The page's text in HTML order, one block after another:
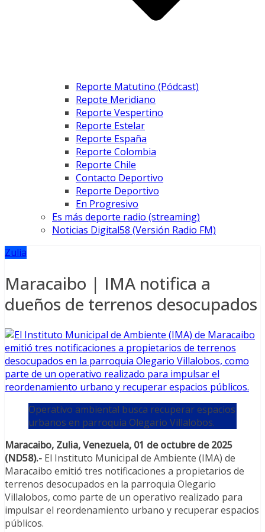
Reporte Matutino (Pódcast)
Repote Meridiano
Reporte Vespertino
Reporte Estelar
Reporte España
Reporte Colombia
Reporte Chile
Contacto Deportivo
Reporte Deportivo
En Progresivo
Es más deporte radio (streaming)
Noticias Digital58 (Versión Radio FM)
Zulia
Maracaibo | IMA notifica a
dueños de terrenos desocupados
Operativo ambiental busca recuperar espacios
urbanos en parroquia Olegario Villalobos.
Maracaibo, Zulia, Venezuela, 01 de octubre de 2025
(ND58).- El Instituto Municipal de Ambiente (IMA) de
Maracaibo emitió tres notificaciones a propietarios de
terrenos desocupados en la parroquia Olegario
Villalobos, como parte de un operativo realizado para
impulsar el reordenamiento urbano y recuperar espacios
públicos.